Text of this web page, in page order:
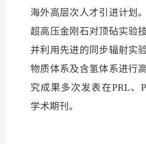
海外高层次人才引进计划
超高压金刚石对顶砧实验
并利用先进的同步辐射实
物质体系及含氢体系进行
究成果多次发表在PRL、
学术期刊。